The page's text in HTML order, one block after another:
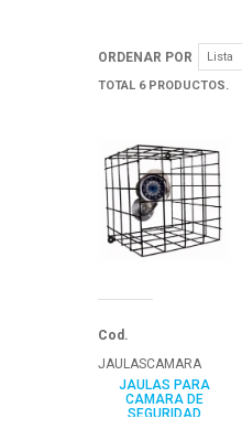
ORDENAR POR
TOTAL 6 PRODUCTOS.
Cod.
JAULASCAMARA
JAULAS PARA
CAMARA DE
SEGURIDAD